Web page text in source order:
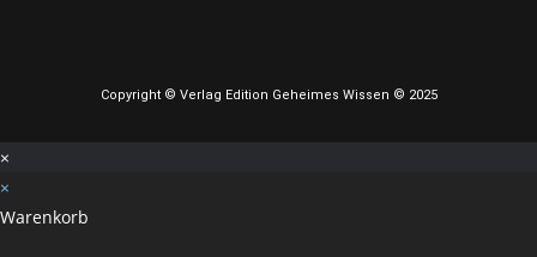
Copyright © Verlag Edition Geheimes Wissen © 2025
×
×
Warenkorb